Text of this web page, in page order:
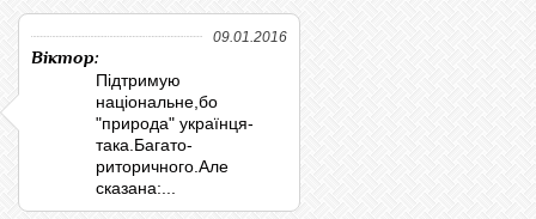
09.01.2016
Віктор:
Підтримую
національне,бо
"природа" українця-
така.Багато-
риторичного.Але
сказана:...